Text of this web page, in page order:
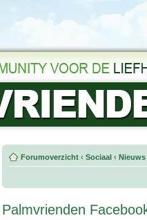
Forumoverzicht ‹ Sociaal ‹
Palmvrienden